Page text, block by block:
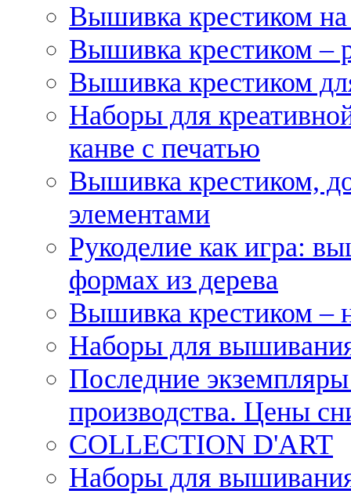
Вышивка крестиком
Вышивка крестиком –
Вышивка крестиком
Наборы для
канве с печатью
Вышивка крестиком,
элементами
Рукоделие как игра:
формах из дерева
Вышивка крестиком –
Наборы для
Последние
производства. Цены
COLLECTION D'ART
Наборы для